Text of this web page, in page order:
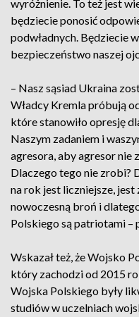
wyróżnienie. To też jest
będziecie ponosić
podwładnych. Będziecie
bezpieczeństwo naszej
– Nasz sąsiad Ukraina
Władcy Kremla próbują
które stanowiło opresję
Naszym zadaniem i
agresora, aby agresor nie
Dlaczego tego nie zrobi?
na rok jest liczniejsze,
nowoczesną broń i
Polskiego są patriotami –
Wskazał też, że Wojsko
który zachodzi od 2015
Wojska Polskiego były
studiów w uczelniach